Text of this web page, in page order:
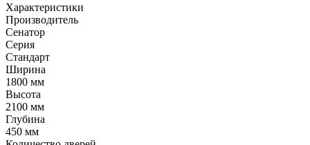
Характеристики
Производитель
Сенатор
Серия
Стандарт
Ширина
1800 мм
Высота
2100 мм
Глубина
450 мм